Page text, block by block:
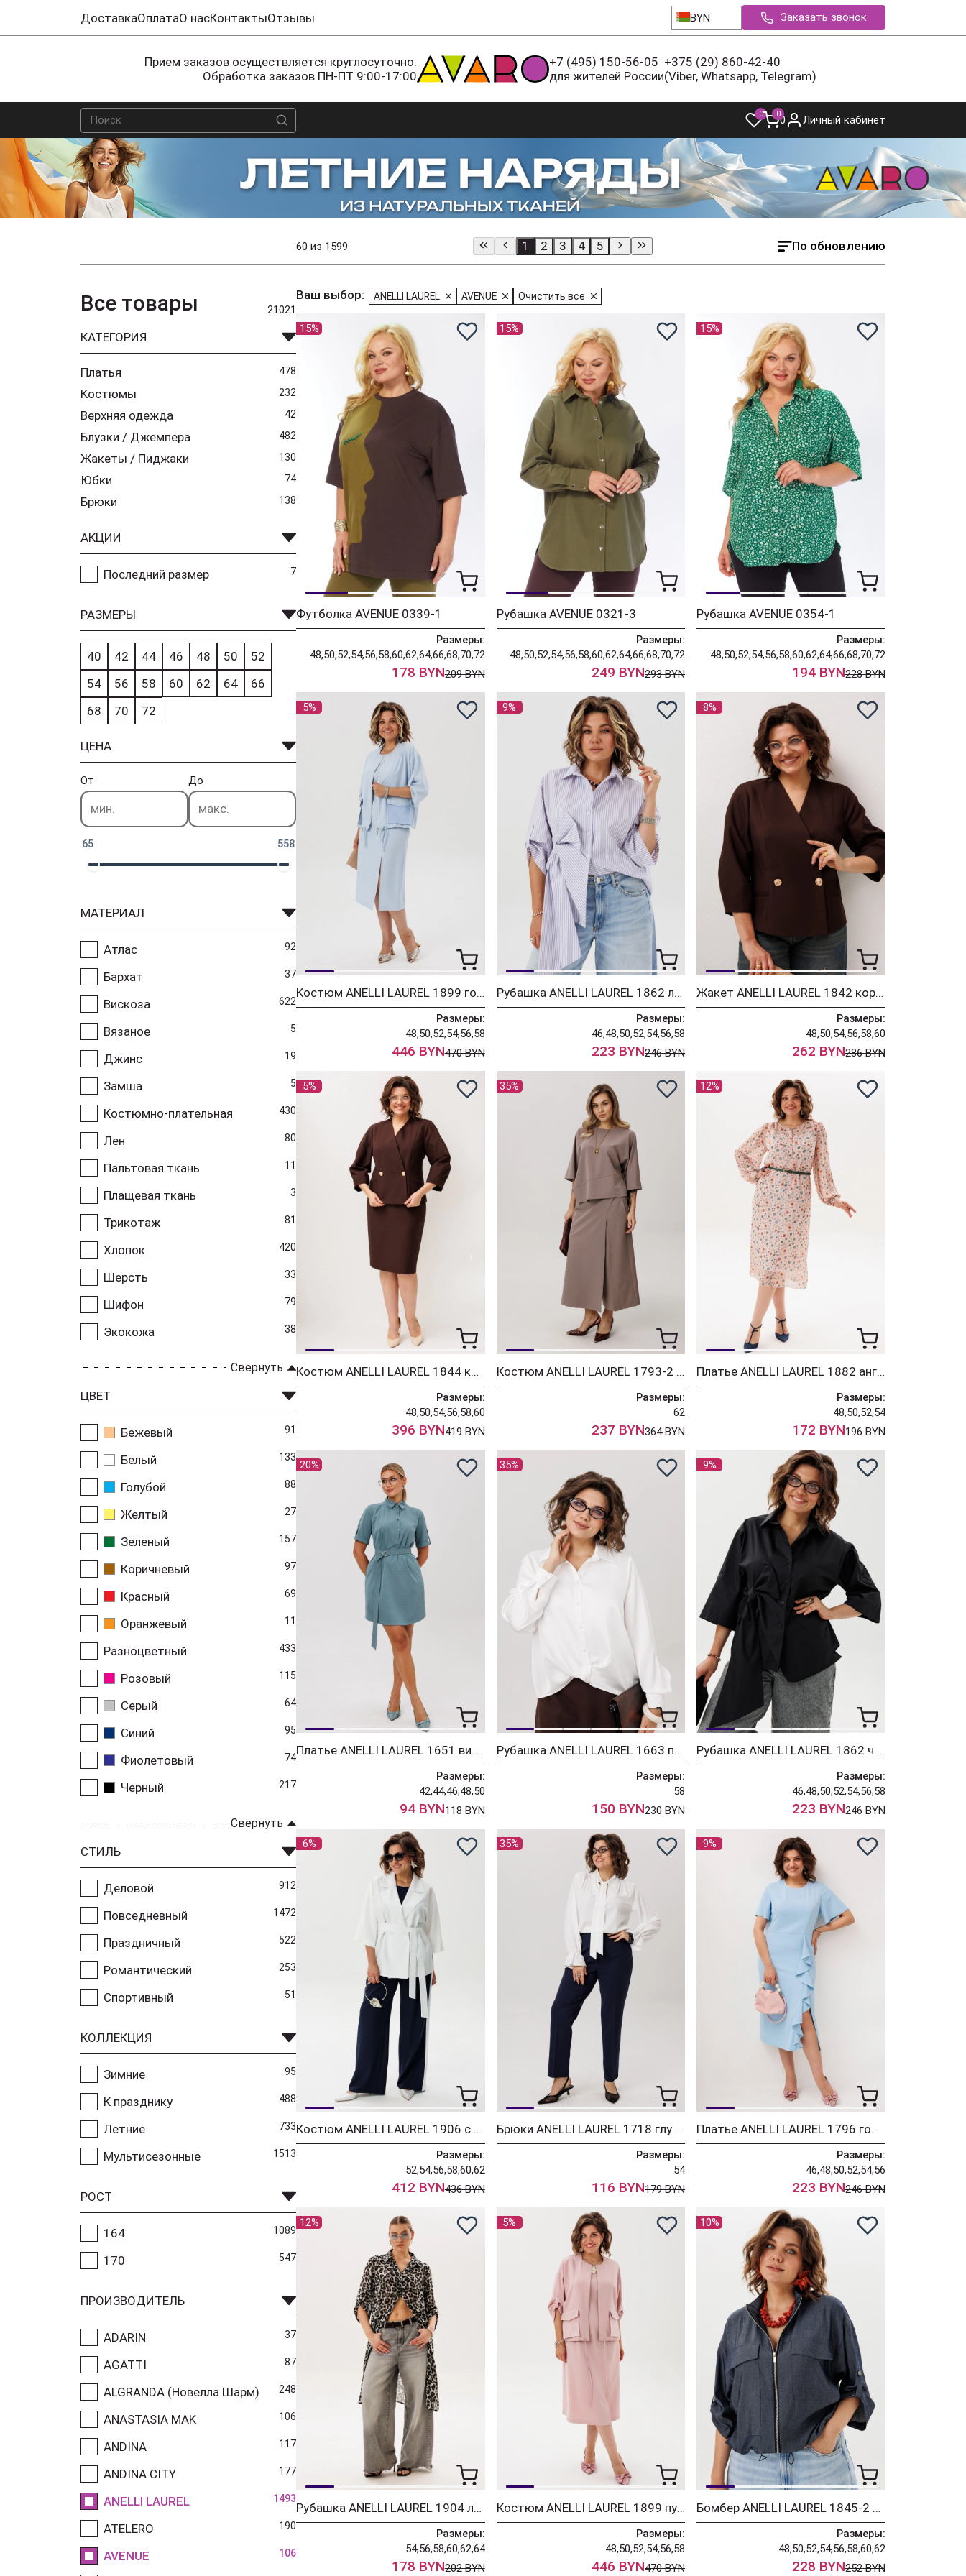
ДоставкаОплатаО насКонтактыОтзывы BYN Заказать звонок
Прием заказов осуществляется круглосуточно.
Обработка заказов ПН-ПТ 9:00-17:00
+7 (495) 150-56-05
для жителей России
+375 (29) 860-42-40
(Viber, Whatsapp, Telegram)
0 00 Личный кабинет
60 из 1599 По обновлению
1 2 3 4 5
Все товары 21021
КАТЕГОРИЯ
Платья 478
Костюмы 232
Верхняя одежда 42
Блузки / Джемпера 482
Жакеты / Пиджаки 130
Юбки 74
Брюки 138
АКЦИИ
Последний размер 7
РАЗМЕРЫ
40 42 44 46 48 50
52
54
56 58 60 62 64
66
68
70 72
ЦЕНА
От До
65 558
МАТЕРИАЛ
Атлас 92
Бархат 37
Вискоза 622
Вязаное 5
Джинс 19
Замша 5
Костюмно-плательная 430
Лен 80
Пальтовая ткань 11
Плащевая ткань 3
Трикотаж 81
Хлопок 420
Шерсть 33
Шифон 79
Экокожа 38
Свернуть
ЦВЕТ
Бежевый 91
Белый 133
Голубой 88
Желтый 27
Зеленый 157
Коричневый 97
Красный 69
Оранжевый 11
Разноцветный 433
Розовый 115
Серый 64
Синий 95
Фиолетовый 74
Черный 217
Свернуть
СТИЛЬ
Деловой 912
Повседневный 1472
Праздничный 522
Романтический 253
Спортивный 51
КОЛЛЕКЦИЯ
Зимние 95
К празднику 488
Летние 733
Мультисезонные 1513
РОСТ
164 1089
170 547
ПРОИЗВОДИТЕЛЬ
ADARIN 37
AGATTI 87
ALGRANDA (Новелла Шарм) 248
ANASTASIA MAK 106
ANDINA 117
ANDINA CITY 177
ANELLI LAUREL 1493
ATELERO 190
AVENUE 106
Ваш выбор: ANELLI LAUREL AVENUE Очистить все
15%
Футболка AVENUE 0339-1
Размеры:
48,50,52,54,56,58,60,62,64,66,68,70,72
178 BYN209 BYN
15%
Рубашка AVENUE 0321-3
Размеры:
48,50,52,54,56,58,60,62,64,66,68,70,72
249 BYN293 BYN
15%
Рубашка AVENUE 0354-1
Размеры:
48,50,52,54,56,58,60,62,64,66,68,70,72
194 BYN228 BYN
5%
Костюм ANELLI LAUREL 1899 голубые прелести
Размеры:
48,50,52,54,56,58
446 BYN470 BYN
9%
Рубашка ANELLI LAUREL 1862 лаванда бант
Размеры:
46,48,50,52,54,56,58
223 BYN246 BYN
8%
Жакет ANELLI LAUREL 1842 коричневый сирин
Размеры:
48,50,54,56,58,60
262 BYN286 BYN
5%
Костюм ANELLI LAUREL 1844 коричневый сирин
Размеры:
48,50,54,56,58,60
396 BYN419 BYN
35%
Костюм ANELLI LAUREL 1793-2 пустынная гладь
Размеры:
62
237 BYN364 BYN
12%
Платье ANELLI LAUREL 1882 английский сад
Размеры:
48,50,52,54
172 BYN196 BYN
20%
Платье ANELLI LAUREL 1651 винтажный голубой
Размеры:
42,44,46,48,50
94 BYN118 BYN
35%
Рубашка ANELLI LAUREL 1663 перламутровая жемчужина
Размеры:
58
150 BYN230 BYN
9%
Рубашка ANELLI LAUREL 1862 черный бант
Размеры:
46,48,50,52,54,56,58
223 BYN246 BYN
6%
Костюм ANELLI LAUREL 1906 синий ирис
Размеры:
52,54,56,58,60,62
412 BYN436 BYN
35%
Брюки ANELLI LAUREL 1718 глубина океана
Размеры:
54
116 BYN179 BYN
9%
Платье ANELLI LAUREL 1796 голубая волна
Размеры:
46,48,50,52,54,56
223 BYN246 BYN
12%
Рубашка ANELLI LAUREL 1904 лео
Размеры:
54,56,58,60,62,64
178 BYN202 BYN
5%
Костюм ANELLI LAUREL 1899 пудровые прелести
Размеры:
48,50,52,54,56,58
446 BYN470 BYN
10%
Бомбер ANELLI LAUREL 1845-2 джинсовый цвет
Размеры:
48,50,52,54,56,58,60,62
228 BYN252 BYN